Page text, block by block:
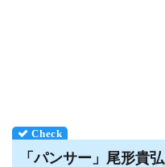
「パンサー」尾形貴